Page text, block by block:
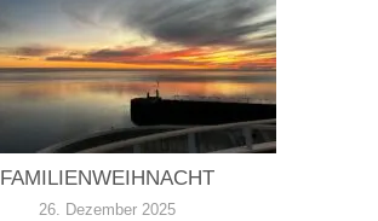
FAMILIENWEIHNACHT
26. Dezember 2025